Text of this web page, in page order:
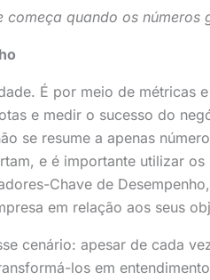
começa quando os números
É por meio de métricas
e medir o sucesso do
se resume a apenas
e é importante utilizar os
Chave de
em relação aos seus
cenário: apesar de cada
los em